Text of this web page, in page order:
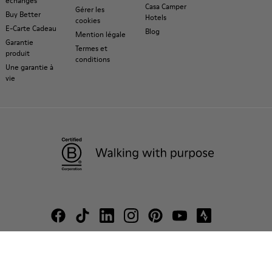
Buy Better
E-Carte Cadeau
Garantie
produit
Une garantie à
vie
Gérer les
cookies
Mention légale
Termes et
conditions
Casa Camper
Hotels
Blog